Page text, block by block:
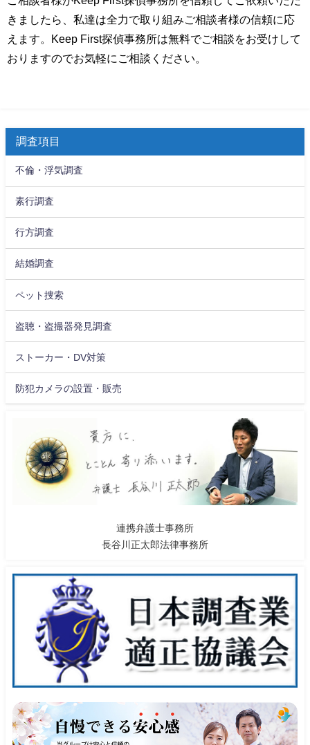
きましたら、私達は全力で取り組みご相談者様の信頼に応
えます。Keep First探偵事務所は無料でご相談をお受けして
おりますのでお気軽にご相談ください。
調査項目
不倫・浮気調査
素行調査
行方調査
結婚調査
ペット捜索
盗聴・盗撮器発見調査
ストーカー・DV対策
防犯カメラの設置・販売
連携弁護士事務所
長谷川正太郎法律事務所